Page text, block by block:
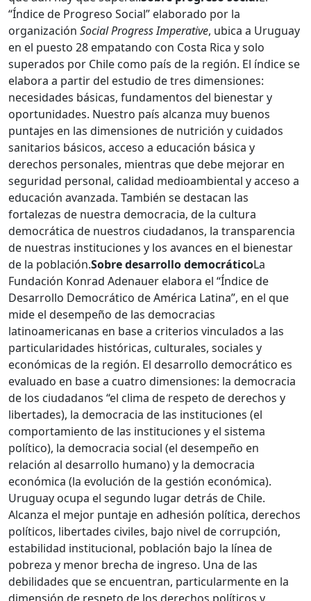
“Índice de Progreso Social” elaborado por la
organización Social Progress Imperative, ubica a Uruguay
en el puesto 28 empatando con Costa Rica y solo
superados por Chile como país de la región. El índice se
elabora a partir del estudio de tres dimensiones:
necesidades básicas, fundamentos del bienestar y
oportunidades. Nuestro país alcanza muy buenos
puntajes en las dimensiones de nutrición y cuidados
sanitarios básicos, acceso a educación básica y
derechos personales, mientras que debe mejorar en
seguridad personal, calidad medioambiental y acceso a
educación avanzada. También se destacan las
fortalezas de nuestra democracia, de la cultura
democrática de nuestros ciudadanos, la transparencia
de nuestras instituciones y los avances en el bienestar
de la población.Sobre desarrollo democráticoLa
Fundación Konrad Adenauer elabora el “Índice de
Desarrollo Democrático de América Latina”, en el que
mide el desempeño de las democracias
latinoamericanas en base a criterios vinculados a las
particularidades históricas, culturales, sociales y
económicas de la región. El desarrollo democrático es
evaluado en base a cuatro dimensiones: la democracia
de los ciudadanos “el clima de respeto de derechos y
libertades), la democracia de las instituciones (el
comportamiento de las instituciones y el sistema
político), la democracia social (el desempeño en
relación al desarrollo humano) y la democracia
económica (la evolución de la gestión económica).
Uruguay ocupa el segundo lugar detrás de Chile.
Alcanza el mejor puntaje en adhesión política, derechos
políticos, libertades civiles, bajo nivel de corrupción,
estabilidad institucional, población bajo la línea de
pobreza y menor brecha de ingreso. Una de las
debilidades que se encuentran, particularmente en la